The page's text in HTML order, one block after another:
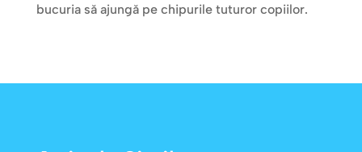
bucuria să ajungă pe chipurile tuturor copiilor.